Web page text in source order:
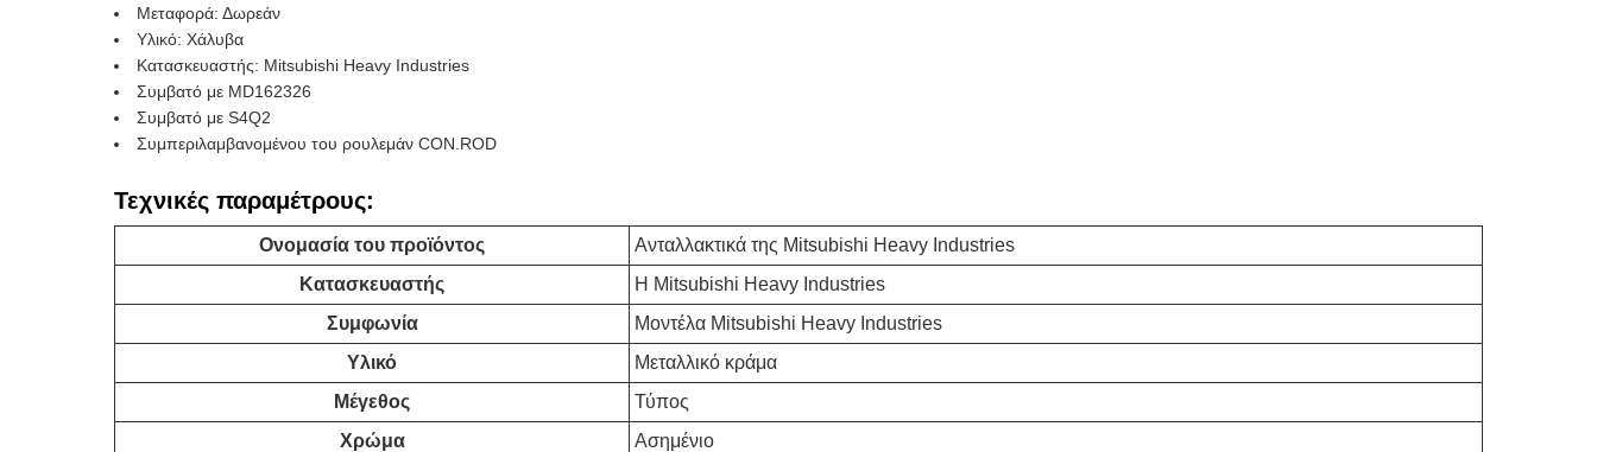
Μεταφορά: Δωρεάν
Υλικό: Χάλυβα
Κατασκευαστής: Mitsubishi Heavy Industries
Συμβατό με MD162326
Συμβατό με S4Q2
Συμπεριλαμβανομένου του ρουλεμάν CON.ROD
Τεχνικές παραμέτρους:
Ονομασία του προϊόντος
Ανταλλακτικά της Mitsubishi Heavy Industries
Κατασκευαστής
Η Mitsubishi Heavy Industries
Συμφωνία
Μοντέλα Mitsubishi Heavy Industries
Υλικό
Μεταλλικό κράμα
Μέγεθος
Τύπος
Χρώμα
Ασημένιο